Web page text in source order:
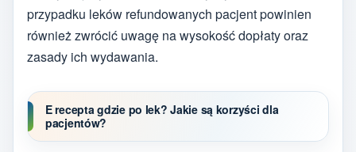
przypadku leków refundowanych pacjent powinien
również zwrócić uwagę na wysokość dopłaty oraz
zasady ich wydawania.
E recepta gdzie po lek? Jakie są korzyści dla
pacjentów?